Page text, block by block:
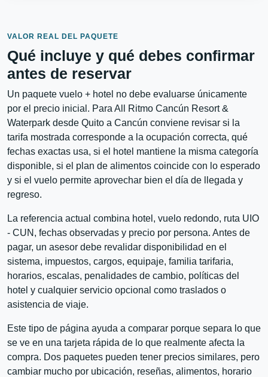
VALOR REAL DEL PAQUETE
Qué incluye y qué debes confirmar
antes de reservar
Un paquete vuelo + hotel no debe evaluarse únicamente
por el precio inicial. Para All Ritmo Cancún Resort &
Waterpark desde Quito a Cancún conviene revisar si la
tarifa mostrada corresponde a la ocupación correcta, qué
fechas exactas usa, si el hotel mantiene la misma categoría
disponible, si el plan de alimentos coincide con lo esperado
y si el vuelo permite aprovechar bien el día de llegada y
regreso.
La referencia actual combina hotel, vuelo redondo, ruta UIO
- CUN, fechas observadas y precio por persona. Antes de
pagar, un asesor debe revalidar disponibilidad en el
sistema, impuestos, cargos, equipaje, familia tarifaria,
horarios, escalas, penalidades de cambio, políticas del
hotel y cualquier servicio opcional como traslados o
asistencia de viaje.
Este tipo de página ayuda a comparar porque separa lo que
se ve en una tarjeta rápida de lo que realmente afecta la
compra. Dos paquetes pueden tener precios similares, pero
cambiar mucho por ubicación, reseñas, alimentos, horario